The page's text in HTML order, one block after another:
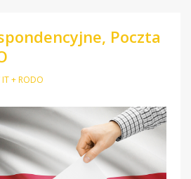
Poczta
IT + RODO